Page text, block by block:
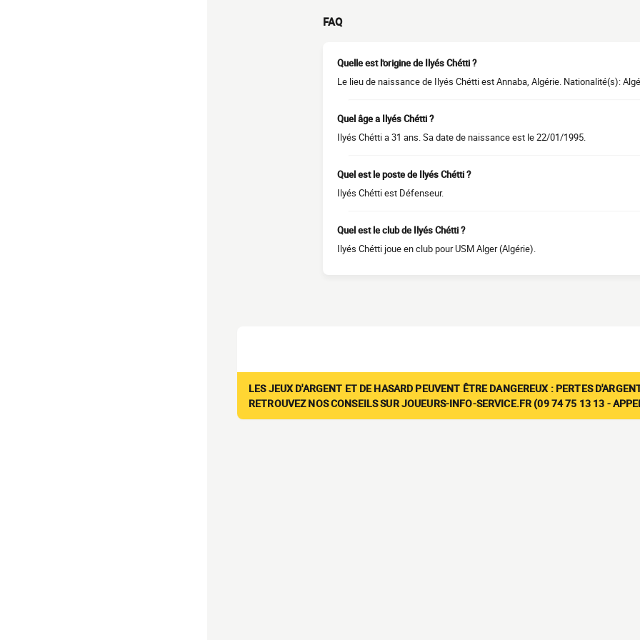
FAQ
Quelle est l'origine de Ilyés Chétti ?
Le lieu de naissance de Ilyés Chétti est Annaba, Algérie. Nationalité(s):
Quel âge a Ilyés Chétti ?
Ilyés Chétti a 31 ans. Sa date de naissance est le 22/01/1995.
Quel est le poste de Ilyés Chétti ?
Ilyés Chétti est Défenseur.
Quel est le club de Ilyés Chétti ?
Ilyés Chétti joue en club pour USM Alger (Algérie).
LES JEUX D'ARGENT ET DE HASARD PEUVENT ÊTRE DANGEREUX : PERTES
RETROUVEZ NOS CONSEILS SUR JOUEURS-INFO-SERVICE.FR (09 74 75 13 13 -